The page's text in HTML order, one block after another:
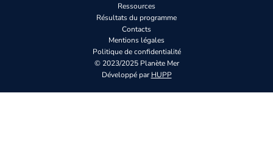
Ressources
Résultats du programme
Contacts
Mentions légales
Politique de confidentialité
© 2023/2025 Planète Mer
Développé parHUPP